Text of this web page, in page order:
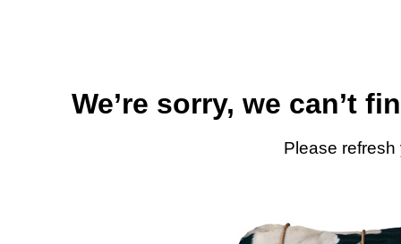
We’re sorry, we can’t
Please refresh